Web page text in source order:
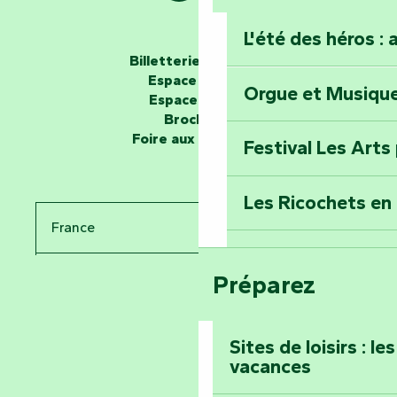
Les passeurs d'histoires
Partez en
Voyagez dans le
Maillezais
Montez au
L'été des héros :
Orgue et
Festival Les Arts
Les Ricochets
Tout l'agenda
Préparez
Sites de loisirs :
vacances
Billetterie en ligne
Espace groupe
Espace presse
Brochures
Foire aux questions
France